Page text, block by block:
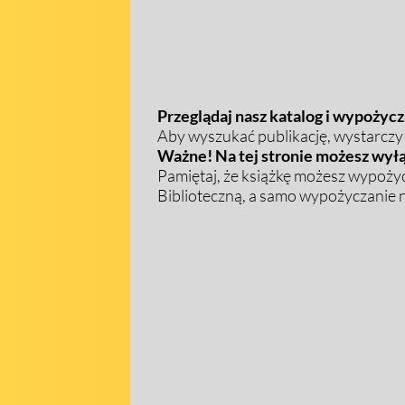
Przeglądaj nasz katalog i
Aby wyszukać publikację,
Ważne! Na tej stronie możesz
Pamiętaj, że książkę możesz
Biblioteczną, a samo wypożyczanie